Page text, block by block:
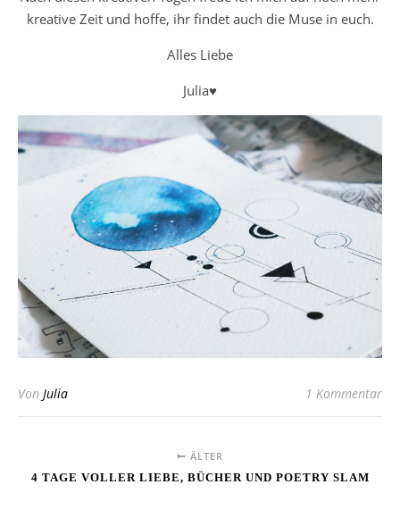
kreative Zeit und hoffe, ihr findet auch die Muse in euch.
Alles Liebe
Julia♥
Von Julia 1 Kommentar
ÄLTER
4 TAGE VOLLER LIEBE, BÜCHER UND POETRY SLAM